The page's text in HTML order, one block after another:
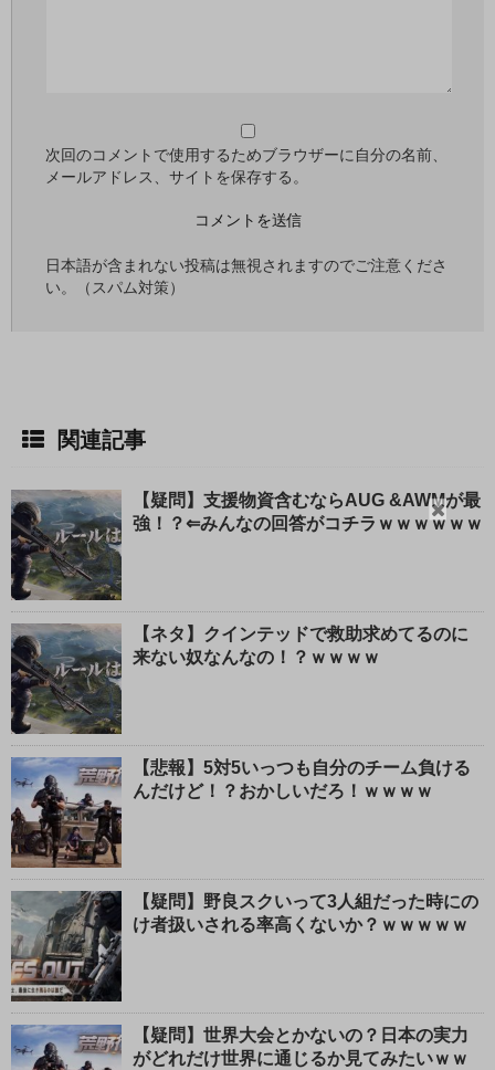
閉
次回のコメントで使用するためブラウザーに自分の名前、
メールアドレス、サイトを保存する。
日本語が含まれない投稿は無視されますのでご注意くださ
い。（スパム対策）
関連記事
【疑問】支援物資含むならAUG &AWMが最
強！？⇐みんなの回答がコチラｗｗｗｗｗｗ
【ネタ】クインテッドで救助求めてるのに
来ない奴なんなの！？ｗｗｗｗ
【悲報】5対5いっつも自分のチーム負ける
んだけど！？おかしいだろ！ｗｗｗｗ
【疑問】野良スクいって3人組だった時にの
け者扱いされる率高くないか？ｗｗｗｗｗ
【疑問】世界大会とかないの？日本の実力
がどれだけ世界に通じるか見てみたいｗｗ